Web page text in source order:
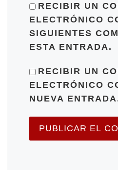
RECIBIR UN
ELECTRÓNICO
SIGUIENTES
ESTA ENTRADA.
RECIBIR UN
ELECTRÓNICO
NUEVA